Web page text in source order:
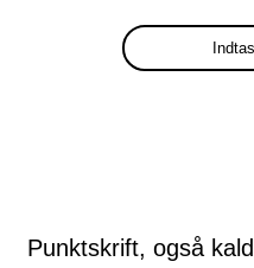
Punktskrift, også